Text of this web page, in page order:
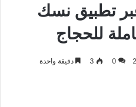
عبر تطبيق نسك
للحجاج
0
3 دقيقة واحدة